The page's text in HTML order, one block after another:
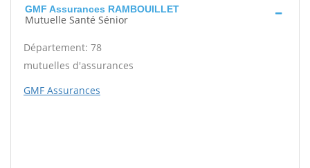
GMF Assurances RAMBOUILLET
Mutuelle Santé Sénior
Département: 78
mutuelles d'assurances
GMF Assurances